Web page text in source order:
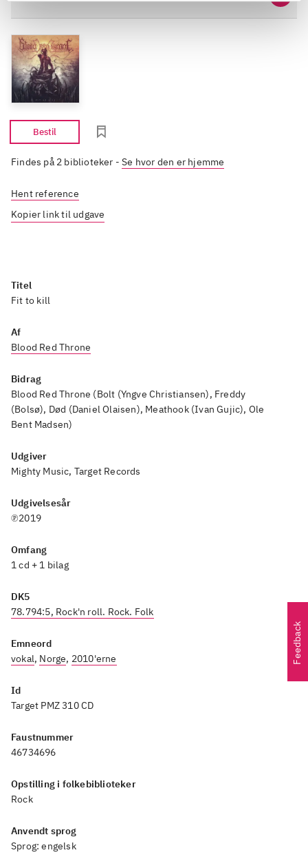
skal
Bestil
Findes på 2 biblioteker -Se hvor den er hjemme
Hent reference
Kopier link til udgave
Titel
Fit to kill
Af
Blood Red Throne
Bidrag
Blood Red Throne (Bolt (Yngve Christiansen), Freddy
(Bolsø), Død (Daniel Olaisen), Meathook (Ivan Gujic), Ole
Bent Madsen)
Udgiver
Mighty Music, Target Records
Udgivelsesår
℗2019
Omfang
1 cd + 1 bilag
DK5
78.794:5, Rock'n roll. Rock. Folk
Emneord
vokal, Norge, 2010'erne
Id
Target PMZ 310 CD
Faustnummer
46734696
Opstilling i folkebiblioteker
Rock
Anvendt sprog
Sprog: engelsk
Feedback